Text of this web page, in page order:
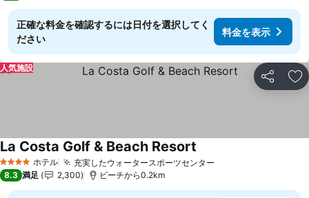
正確な料金を確認するには日付を選択してく
ださい
料金を表示
シェア お
人気施設
4 ホテルのランク
ホテル 充実したウォータースポーツセンター
La Costa Golf & Beach Resort
8.3 満足 2,300 ビーチから0.2km